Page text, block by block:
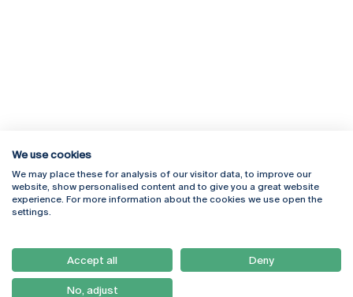
Rua Diogo Botelho 1327
4169-005 Porto
+351 226 196 240
Campus Online
Webmail
Como Chegar
Newsletter
We use cookies
We may place these for analysis of our visitor data, to improve our
website, show personalised content and to give you a great website
experience. For more information about the cookies we use open the
settings.
Accept all Deny
No, adjust